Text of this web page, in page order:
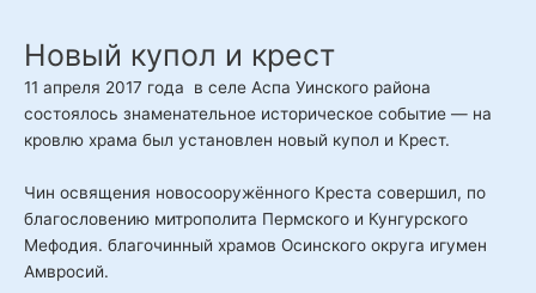
Новый купол и крест
11 апреля 2017 года в селе Аспа Уинского района
состоялось знаменательное историческое событие — на
кровлю храма был установлен новый купол и Крест.
Чин освящения новосооружённого Креста совершил, по
благословению митрополита Пермского и Кунгурского
Мефодия. благочинный храмов Осинского округа игумен
Амвросий.